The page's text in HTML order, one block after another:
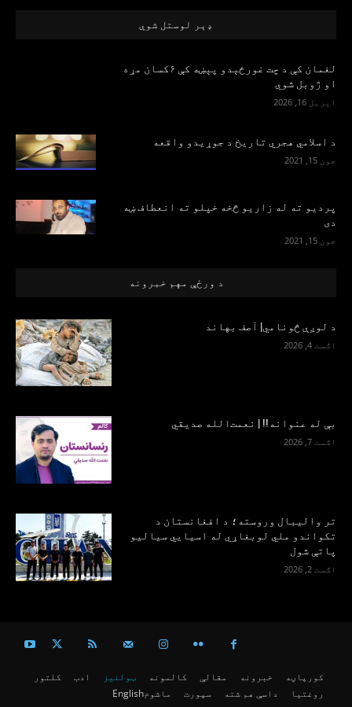
ډېر لوستل شوي
لغمان کې د چت غورځېدو پېښه کې ۶کسان مړه
او ژوبل شوي
اپریل 16, 2026
د اسلامي هجري تاریخ د جوړیدو واقعه
جون 15, 2021
پرديو ته له زاريو څخه خپلو ته انعطاف ښه
دی
جون 15, 2021
د ورځې مهم خبرونه
د لوږې‌ څونامي| آصف بهاند
اګست 4, 2026
بې له عنوانه!! | نعمت‌الله صدیقي
اګست 7, 2026
تر والیبال وروسته؛ د افغانستان د
تکواندو ملي لوبغاړي له اسیايي سیالیو
پاتې شول
اګست 2, 2026
کورپاڼه خبرونه مقالې کالمونه ټولنیز ادب
کلتور
روغتیا
داسې هم شته سپورت ماشومEnglish